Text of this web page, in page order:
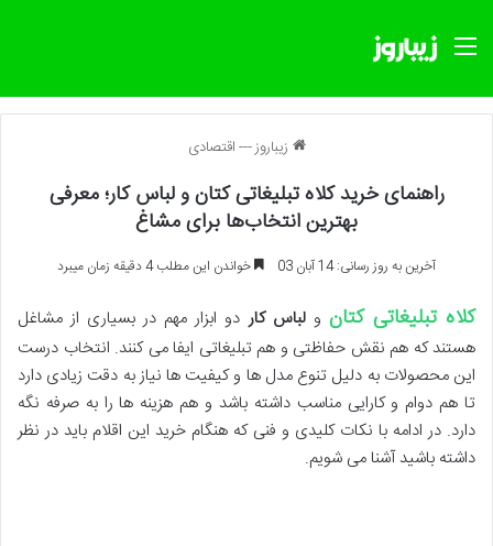
منو
زیباروز---اقتصادی
راهنمای خرید کلاه تبلیغاتی کتان و لباس کار؛ معرفی
بهترین انتخاب‌ها برای مشاغ
آخرین به روز رسانی: 14 آبان 03 خواندن این مطلب 4 دقیقه زمان میبرد
کلاه تبلیغاتی کتان ولباس کاردو ابزار مهم در بسیاری از مشاغل
هستند که هم نقش حفاظتی و هم تبلیغاتی ایفا می کنند. انتخاب درست
این محصولات به دلیل تنوع مدل ها و کیفیت ها نیاز به دقت زیادی دارد
تا هم دوام و کارایی مناسب داشته باشد و هم هزینه ها را به صرفه نگه
دارد. در ادامه با نکات کلیدی و فنی که هنگام خرید این اقلام باید در نظر
داشته باشید آشنا می شویم.